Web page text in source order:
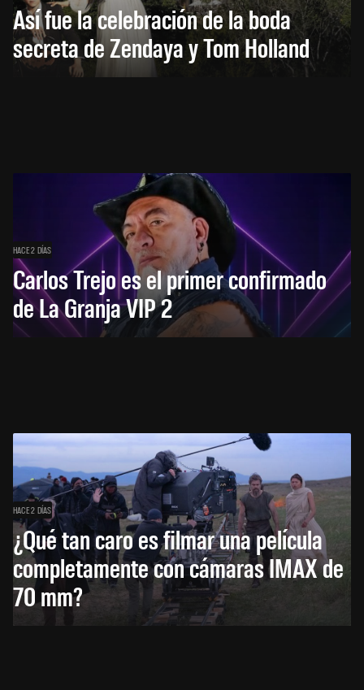
Así fue la celebración de la boda
secreta de Zendaya y Tom Holland
HACE 2 DÍAS
Carlos Trejo es el primer confirmado
de La Granja VIP 2
HACE 2 DÍAS
¿Qué tan caro es filmar una película
completamente con cámaras IMAX de
70 mm?